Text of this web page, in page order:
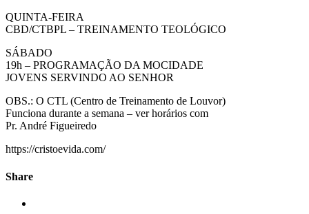
QUINTA-FEIRA
CBD/CTBPL – TREINAMENTO TEOLÓGICO
SÁBADO
19h – PROGRAMAÇÃO DA MOCIDADE
JOVENS SERVINDO AO SENHOR
OBS.: O CTL (Centro de Treinamento de Louvor)
Funciona durante a semana – ver horários com
Pr. André Figueiredo
https://cristoevida.com/
Share